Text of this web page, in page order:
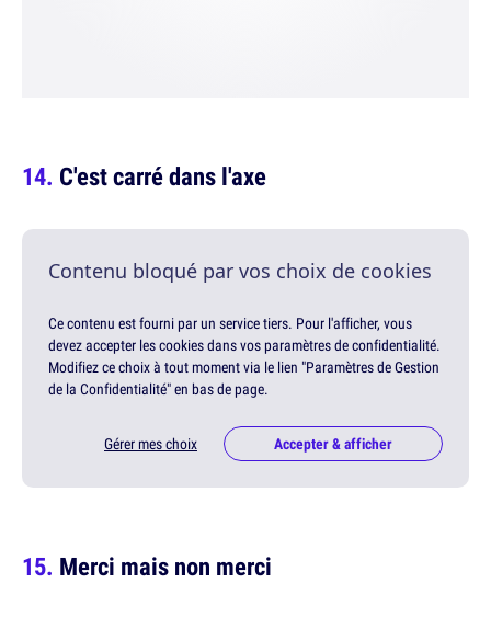
C'est carré dans l'axe
Contenu bloqué par vos choix de cookies
Ce contenu est fourni par un service tiers. Pour l'afficher, vous
devez accepter les cookies dans vos paramètres de confidentialité.
Modifiez ce choix à tout moment via le lien "Paramètres de Gestion
de la Confidentialité" en bas de page.
Gérer mes choix Accepter & afficher
Merci mais non merci